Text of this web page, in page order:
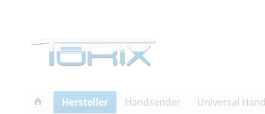
Hersteller Handsender Universal